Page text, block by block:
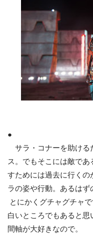
●
サラ・コナーを助ける
ス。でもそこには敵で
すためには過去に行く
ラの姿や行動。あるは
とにかくグチャグチャ
白いところでもあると
間軸が大好きなので。